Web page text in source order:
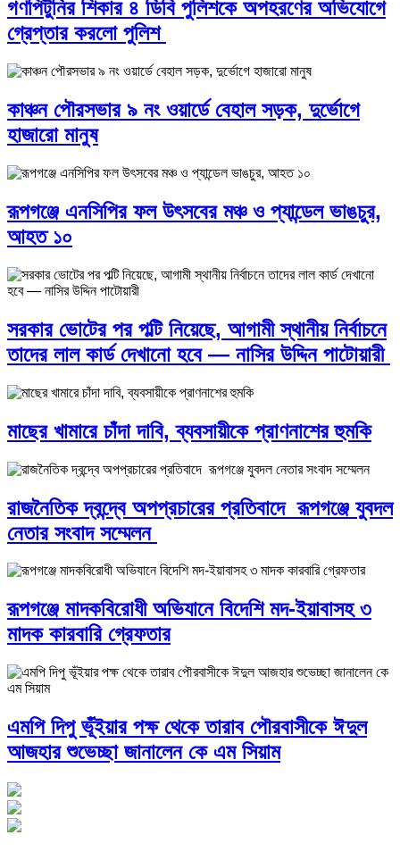
গণপিটুনির শিকার ৪ ডিবি পুলিশকে অপহরণের অভিযোগে
গ্রেপ্তার করলো পুলিশ
কাঞ্চন পৌরসভার ৯ নং ওয়ার্ডে বেহাল সড়ক, দুর্ভোগে
হাজারো মানুষ
রূপগঞ্জে এনসিপির ফল উৎসবের মঞ্চ ও প্যান্ডেল ভাঙচুর,
আহত ১০
সরকার ভোটের পর পল্টি নিয়েছে, আগামী স্থানীয় নির্বাচনে
তাদের লাল কার্ড দেখানো হবে — নাসির উদ্দিন পাটোয়ারী
মাছের খামারে চাঁদা দাবি, ব্যবসায়ীকে প্রাণনাশের হুমকি
রাজনৈতিক দ্বন্দ্বে অপপ্রচারের প্রতিবাদে ‎রূপগঞ্জে যুবদল
নেতার সংবাদ সম্মেলন ‎
রূপগঞ্জে মাদকবিরোধী অভিযানে বিদেশি মদ-ইয়াবাসহ ৩
মাদক কারবারি গ্রেফতার
এমপি দিপু ভূঁইয়ার পক্ষ থেকে তারাব পৌরবাসীকে ঈদুল
আজহার শুভেচ্ছা জানালেন কে এম সিয়াম